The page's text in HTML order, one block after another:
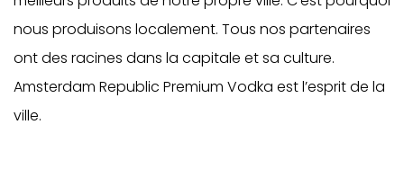
nous produisons localement. Tous nos partenaires
ont des racines dans la capitale et sa culture.
Amsterdam Republic Premium Vodka est l’esprit de la
ville.